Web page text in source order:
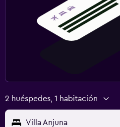
2 huéspedes, 1 habitación
Villa Anjuna